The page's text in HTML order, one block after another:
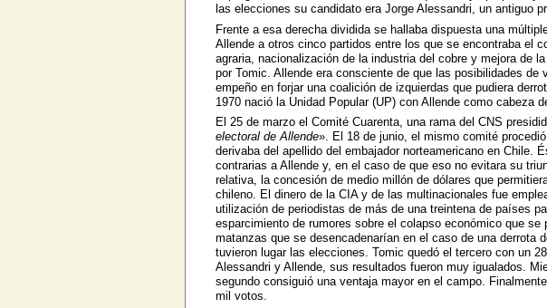
las elecciones su candidato era Jorge Alessandri, un antiguo
Frente a esa derecha dividida se hallaba dispuesta una
Allende a otros cinco partidos entre los que se encontraba el
agraria, nacionalización de la industria del cobre y mejora de
por Tomic. Allende era consciente de que las posibilidades
empeño en forjar una coalición de izquierdas que pudiera
1970 nació la Unidad Popular (UP) con Allende como cabeza
El 25 de marzo el Comité Cuarenta, una rama del CNS
electoral de Allende». El 18 de junio, el mismo comité
derivaba del apellido del embajador norteamericano en Chile.
contrarias a Allende y, en el caso de que eso no evitara su
relativa, la concesión de medio millón de dólares que
chileno. El dinero de la CIA y de las multinacionales fue
utilización de periodistas de más de una treintena de países
esparcimiento de rumores sobre el colapso económico que
matanzas que se desencadenarían en el caso de una derrota
tuvieron lugar las elecciones. Tomic quedó el tercero con un
Alessandri y Allende, sus resultados fueron muy igualados.
segundo consiguió una ventaja mayor en el campo.
mil votos.